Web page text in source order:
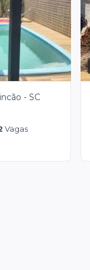
- SC
Vagas